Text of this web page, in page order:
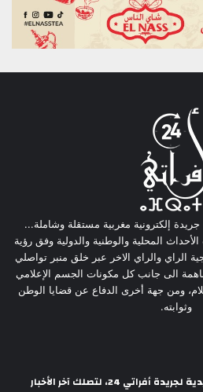
الإلكترونية | جريدة إلكترونية مغربية مستقلة وشاملة...
المحلية والوطنية والدولية وفق رؤية
الراي والراي الاخر عبر خلق منبر تواصلي
الى جانب كل مكونات الجسم الإعلامي
ومن جهة أخرى الدفاع عن قضايا الوطن
وثوابته.
24، لتصلك آخر الأخبار